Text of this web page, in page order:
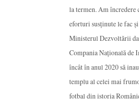
la termen. Am încredere
eforturi susținute le fac
Ministerul Dezvoltării
Compania Națională de
încât în anul 2020 să
templu al celei mai
fotbal din istoria